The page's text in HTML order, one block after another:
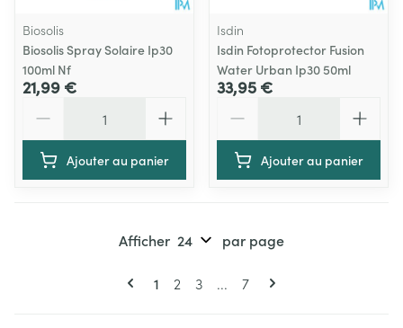
Biosolis
Biosolis Spray Solaire Ip30
100ml Nf
21,99 €
Ajouter au panier
Isdin
Isdin Fotoprotector Fusion
Water Urban Ip30 50ml
33,95 €
Ajouter au panier
Pages
Vous lisez actuellement la page
1 Page
2 Page
3 ... Page
7
Afficher par page